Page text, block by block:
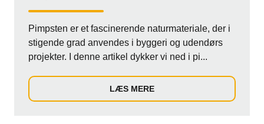
Pimpsten er et fascinerende naturmateriale, der i
stigende grad anvendes i byggeri og udendørs
projekter. I denne artikel dykker vi ned i pi...
LÆS MERE